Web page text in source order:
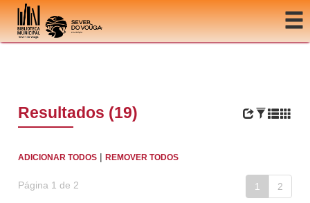
Ir para o conteúdo
Resultados (19)
ADICIONAR TODOS |REMOVER TODOS
Página 1 de 2 1 2